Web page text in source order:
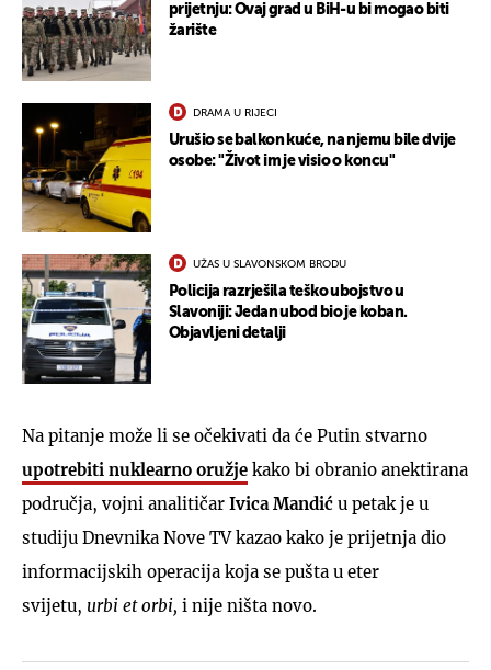
prijetnju: Ovaj grad u BiH-u bi mogao biti
žarište
DRAMA U RIJECI
Urušio se balkon kuće, na njemu bile dvije
osobe: "Život im je visio o koncu"
UŽAS U SLAVONSKOM BRODU
Policija razrješila teško ubojstvo u
Slavoniji: Jedan ubod bio je koban.
Objavljeni detalji
Na pitanje može li se očekivati da će Putin stvarno
upotrebiti nuklearno oružje kako bi obranio anektirana
područja, vojni analitičar Ivica Mandić u petak je u
studiju Dnevnika Nove TV kazao kako je prijetnja dio
informacijskih operacija koja se pušta u eter
svijetu, urbi et orbi, i nije ništa novo.